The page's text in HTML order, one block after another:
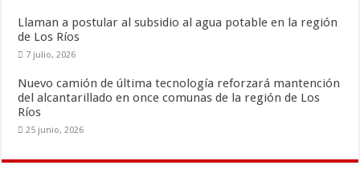
r
Llaman a postular al subsidio al agua potable en la región
de Los Ríos
7 julio, 2026
Nuevo camión de última tecnología reforzará mantención
del alcantarillado en once comunas de la región de Los
Ríos
25 junio, 2026